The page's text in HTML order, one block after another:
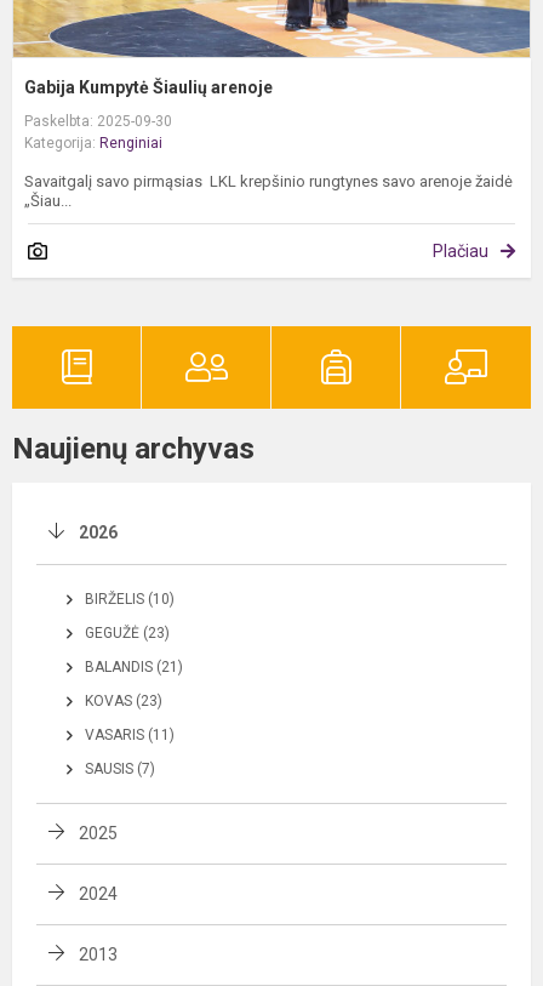
Gabija Kumpytė Šiaulių arenoje
Paskelbta: 2025-09-30
Kategorija: Renginiai
Savaitgalį savo pirmąsias LKL krepšinio rungtynes savo arenoje žaidė
„Šiau...
Plačiau
Naujienų archyvas
2026
BIRŽELIS (10)
GEGUŽĖ (23)
BALANDIS (21)
KOVAS (23)
VASARIS (11)
SAUSIS (7)
2025
2024
2013